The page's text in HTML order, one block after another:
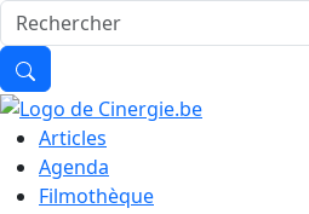
Articles
Agenda
Filmothèque